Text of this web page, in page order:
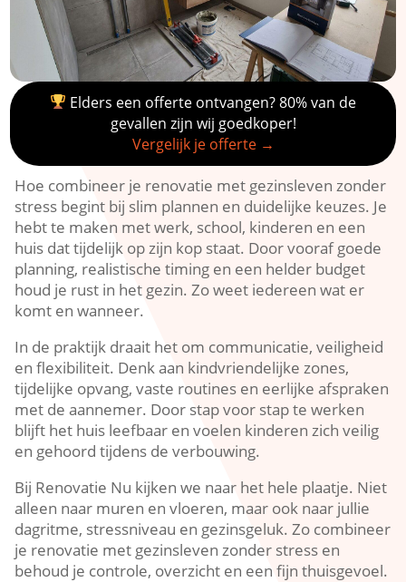
Elders een offerte ontvangen? 80% van de
gevallen zijn wij goedkoper!
Vergelijk je offerte →
Hoe combineer je renovatie met gezinsleven zonder
stress begint bij slim plannen en duidelijke keuzes.​ Je
hebt te maken met werk, school, kinderen en een
huis dat tijdelijk op zijn kop staat.​ Door vooraf goede
planning, realistische timing en een helder budget
houd je rust in het gezin.​ Zo weet iedereen wat er
komt en wanneer.​
In de praktijk draait het om communicatie, veiligheid
en flexibiliteit.​ Denk aan kindvriendelijke zones,
tijdelijke opvang, vaste routines en eerlijke afspraken
met de aannemer.​ Door stap voor stap te werken
blijft het huis leefbaar en voelen kinderen zich veilig
en gehoord tijdens de verbouwing.​
Bij Renovatie Nu kijken we naar het hele plaatje.​ Niet
alleen naar muren en vloeren, maar ook naar jullie
dagritme, stressniveau en gezinsgeluk.​ Zo combineer
je renovatie met gezinsleven zonder stress en
behoud je controle, overzicht en een fijn thuisgevoel.​